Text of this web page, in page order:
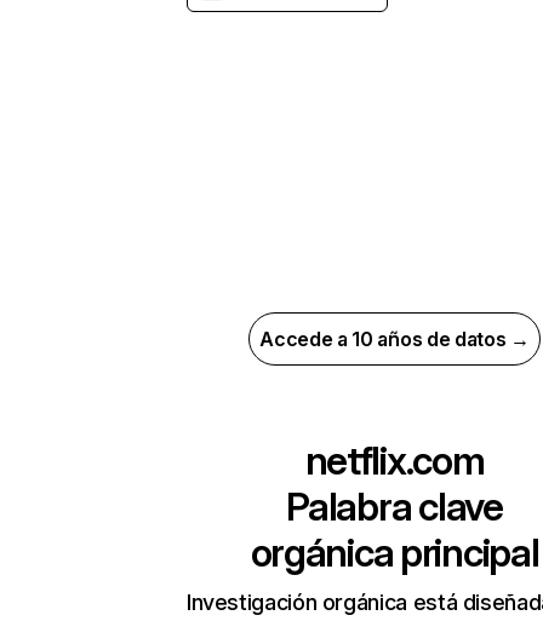
Accede a 10 años de datos →
netflix.com
Palabra clave
orgánica principal
Investigación orgánica está